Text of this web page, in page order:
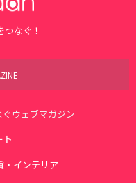
つなぐ！
ウェブマガジン
ト
・インテリア